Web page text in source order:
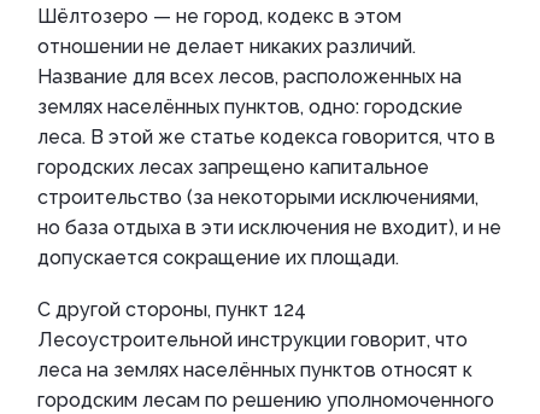
Шёлтозеро — не город, кодекс в этом
отношении не делает никаких различий.
Название для всех лесов, расположенных на
землях населённых пунктов, одно: городские
леса. В этой же статье кодекса говорится, что в
городских лесах запрещено капитальное
строительство (за некоторыми исключениями,
но база отдыха в эти исключения не входит), и не
допускается сокращение их площади.
С другой стороны, пункт 124
Лесоустроительной инструкции говорит, что
леса на землях населённых пунктов относят к
городским лесам по решению уполномоченного